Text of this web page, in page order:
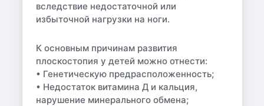
вследствие недостаточной или
избыточной нагрузки на ноги.
К основным причинам развития
плоскостопия у детей можно отнести:
• Генетическую предрасположенность;
• Недостаток витамина Д и кальция,
нарушение минерального обмена;